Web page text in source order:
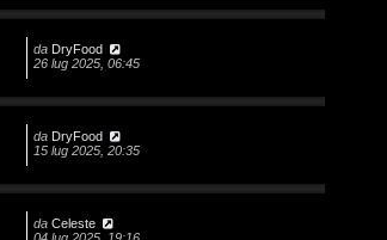
da DryFood
26 lug 2025, 06:45
da DryFood
15 lug 2025, 20:35
da Celeste